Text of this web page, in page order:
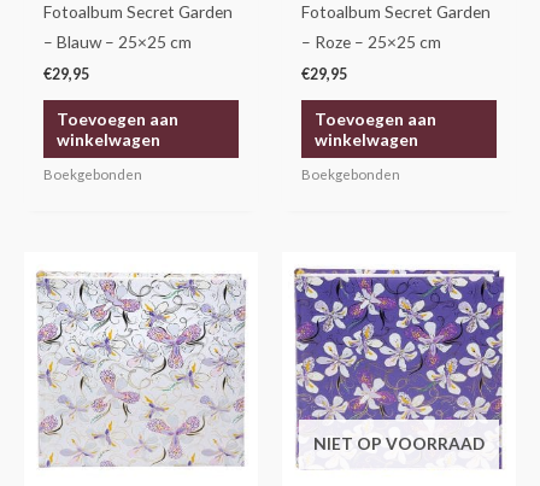
Fotoalbum Secret Garden
– Blauw – 25×25 cm
€29,95
Toevoegen aan
winkelwagen
Boekgebonden
Fotoalbum Secret Garden
– Roze – 25×25 cm
€29,95
Toevoegen aan
winkelwagen
Boekgebonden
NIET OP VOORRAAD